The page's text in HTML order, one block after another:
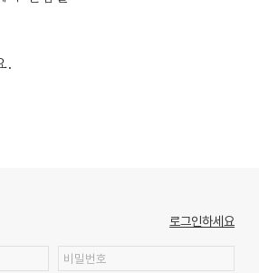
.
로그인하세요